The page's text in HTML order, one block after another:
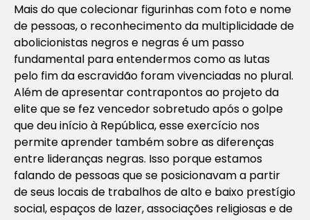
Mais do que colecionar figurinhas com foto e nome
de pessoas, o reconhecimento da multiplicidade de
abolicionistas negros e negras é um passo
fundamental para entendermos como as lutas
pelo fim da escravidão foram vivenciadas no plural.
Além de apresentar contrapontos ao projeto da
elite que se fez vencedor sobretudo após o golpe
que deu início à República, esse exercício nos
permite aprender também sobre as diferenças
entre lideranças negras. Isso porque estamos
falando de pessoas que se posicionavam a partir
de seus locais de trabalhos de alto e baixo prestígio
social, espaços de lazer, associações religiosas e de